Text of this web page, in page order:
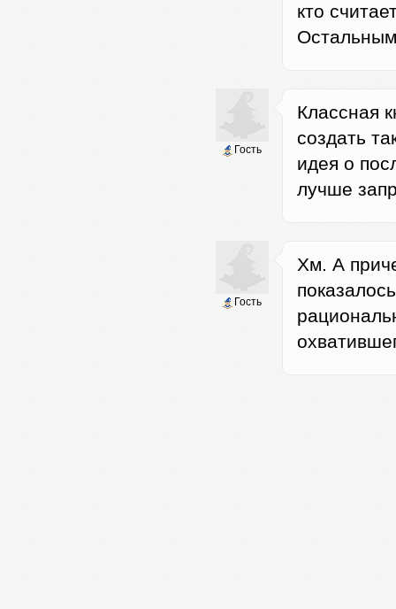
кто
Остальным
Гость
Классная
создать
идея о
лучше
Гость
Хм. А